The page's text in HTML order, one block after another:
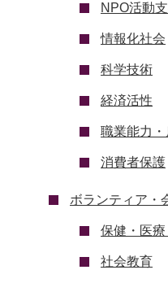
NPO活動
情報化社会
科学技術
経済活性
職業能力・
消費者保護
ボランティア・
保健・医療
社会教育